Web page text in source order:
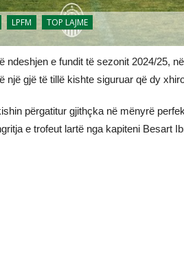
LPFM TOP LAJME
ndeshjen e fundit të sezonit 2024/25,
gjë të tillë kishte siguruar që dy
përgatitur gjithçka në mënyrë
e trofeut lartë nga kapiteni Besart